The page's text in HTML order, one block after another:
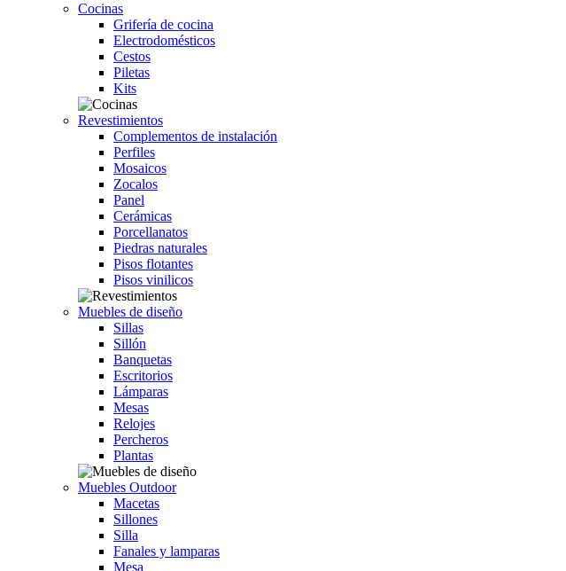
Cocinas
Grifería de cocina
Electrodomésticos
Cestos
Piletas
Kits
Revestimientos
Complementos de instalación
Perfiles
Mosaicos
Zocalos
Panel
Cerámicas
Porcellanatos
Piedras naturales
Pisos flotantes
Pisos vinilicos
Muebles de diseño
Sillas
Sillón
Banquetas
Escritorios
Lámparas
Mesas
Relojes
Percheros
Plantas
Muebles Outdoor
Macetas
Sillones
Silla
Fanales y lamparas
Mesa